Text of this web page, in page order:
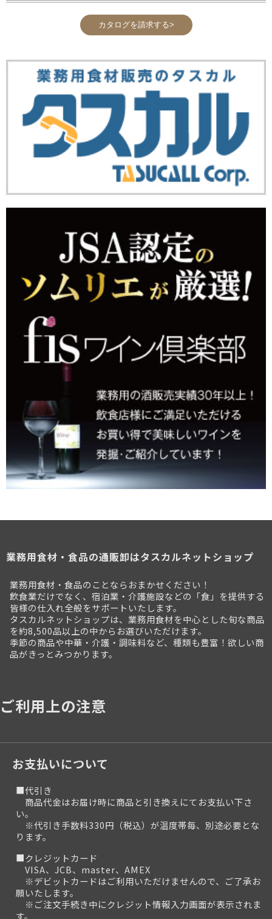
カタログを請求する>
業務用食材・食品の通販卸はタスカルネットショップ
業務用食材・食品のことならおまかせください！
飲食業だけでなく、宿泊業・介護施設などの「食」を提供する
皆様の仕入れ全般をサポートいたします。
タスカルネットショップは、業務用食材を中心とした旬な商品
を約8,500品以上の中からお選びいただけます。
季節の商品や中華・介護・調味料など、種類も豊富！欲しい商
品がきっとみつかります。
ご利用上の注意
お支払いについて
■代引き
商品代金はお届け時に商品と引き換えにてお支払い下さ
い。
※代引き手数料330円（税込）が温度帯毎、別途必要とな
ります。
■クレジットカード
VISA、JCB、master、AMEX
※デビットカードはご利用いただけませんので、ご了承お
願いたします。
※ご注文手続き中にクレジット情報入力画面が表示されま
す。